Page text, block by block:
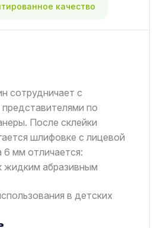
качество
сотрудничает с
по
После склейки
шлифовке с лицевой
мм отличается:
жидким абразивным
в детских